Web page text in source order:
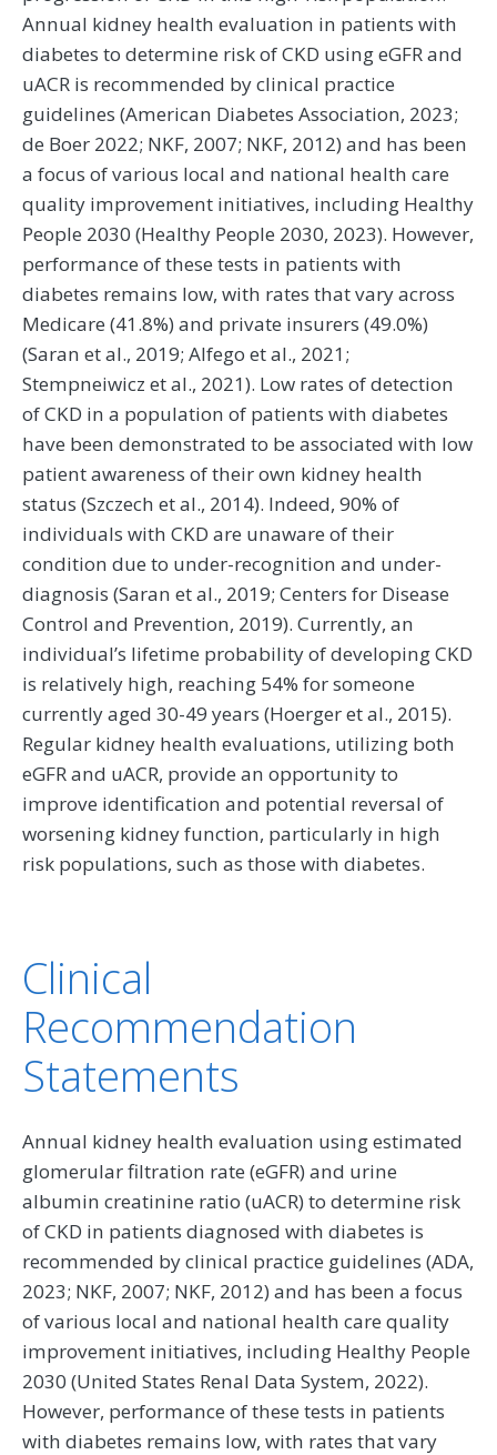
Annual kidney health evaluation in patients with
diabetes to determine risk of CKD using eGFR and
uACR is recommended by clinical practice
guidelines (American Diabetes Association, 2023;
de Boer 2022; NKF, 2007; NKF, 2012) and has been
a focus of various local and national health care
quality improvement initiatives, including Healthy
People 2030 (Healthy People 2030, 2023). However,
performance of these tests in patients with
diabetes remains low, with rates that vary across
Medicare (41.8%) and private insurers (49.0%)
(Saran et al., 2019; Alfego et al., 2021;
Stempneiwicz et al., 2021). Low rates of detection
of CKD in a population of patients with diabetes
have been demonstrated to be associated with low
patient awareness of their own kidney health
status (Szczech et al., 2014). Indeed, 90% of
individuals with CKD are unaware of their
condition due to under-recognition and under-
diagnosis (Saran et al., 2019; Centers for Disease
Control and Prevention, 2019). Currently, an
individual’s lifetime probability of developing CKD
is relatively high, reaching 54% for someone
currently aged 30-49 years (Hoerger et al., 2015).
Regular kidney health evaluations, utilizing both
eGFR and uACR, provide an opportunity to
improve identification and potential reversal of
worsening kidney function, particularly in high
risk populations, such as those with diabetes.
Clinical
Recommendation
Statements
Annual kidney health evaluation using estimated
glomerular filtration rate (eGFR) and urine
albumin creatinine ratio (uACR) to determine risk
of CKD in patients diagnosed with diabetes is
recommended by clinical practice guidelines (ADA,
2023; NKF, 2007; NKF, 2012) and has been a focus
of various local and national health care quality
improvement initiatives, including Healthy People
2030 (United States Renal Data System, 2022).
However, performance of these tests in patients
with diabetes remains low, with rates that vary